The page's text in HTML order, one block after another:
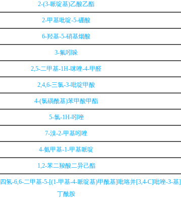
2-(3-哌啶基)乙酸乙酯
2-甲基吡啶-5-硼酸
6-羟基-5-硝基烟酸
3-氟吲哚
2,5-二甲基-1H-咪唑-4-甲醛
2,4,6-三氯-3-吡啶甲酸
4-(氯磺酰基)苯甲酸甲酯
5-氯-1H-吲唑
7-溴-2-甲基吲唑
4-氨甲基-1-甲基哌啶
1,2-苯二羧酸二异己酯
氢-6,6-二甲基-5-[(1-甲基-4-哌啶基)甲酰基]吡咯并[3,4-C]吡唑-3-基]
丁酰胺